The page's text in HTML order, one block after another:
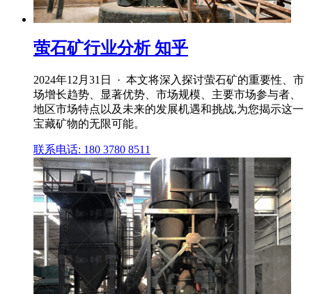
萤石矿行业分析 知乎
2024年12月31日 · 本文将深入探讨萤石矿的重要性、市
场增长趋势、显著优势、市场规模、主要市场参与者、
地区市场特点以及未来的发展机遇和挑战,为您揭示这一
宝藏矿物的无限可能。
联系电话: 180 3780 8511